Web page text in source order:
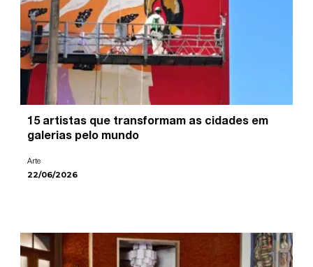
15 artistas que transformam as cidades em
galerias pelo mundo
Arte
22/06/2026